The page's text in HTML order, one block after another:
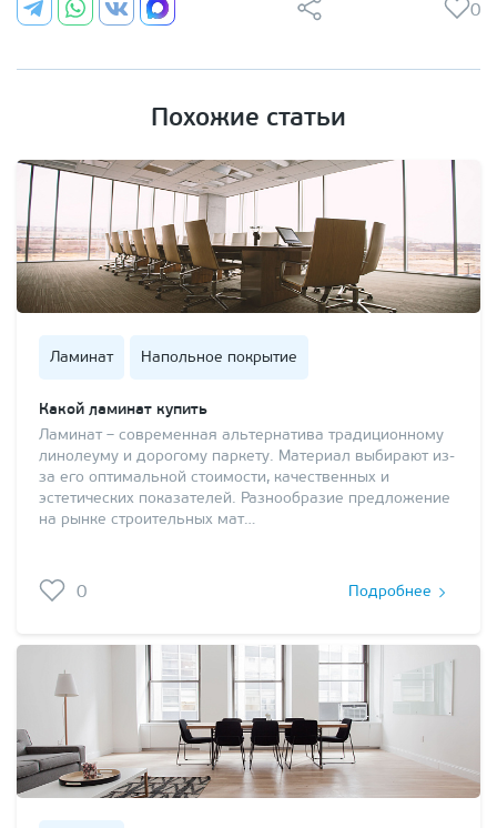
0
Похожие статьи
Ламинат Напольное покрытие
Какой ламинат купить
Ламинат – современная альтернатива традиционному
линолеуму и дорогому паркету. Материал выбирают из-
за его оптимальной стоимости, качественных и
эстетических показателей. Разнообразие предложение
на рынке строительных мат…
0 Подробнее